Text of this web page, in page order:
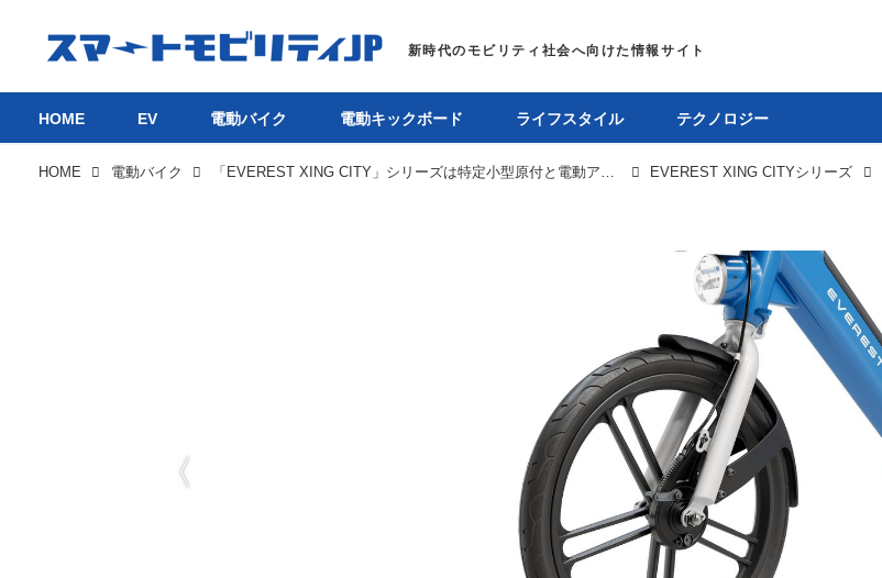
HOME EV 電動バイク 電動キックボード ライフスタイル テクノロジー
HOME 電動バイク 「EVEREST XING CITY」シリーズは特定小型原付と電動アシスト自転車の二本立てで、驚異の登坂性能51％を誇る EVEREST XING CITYシリーズ